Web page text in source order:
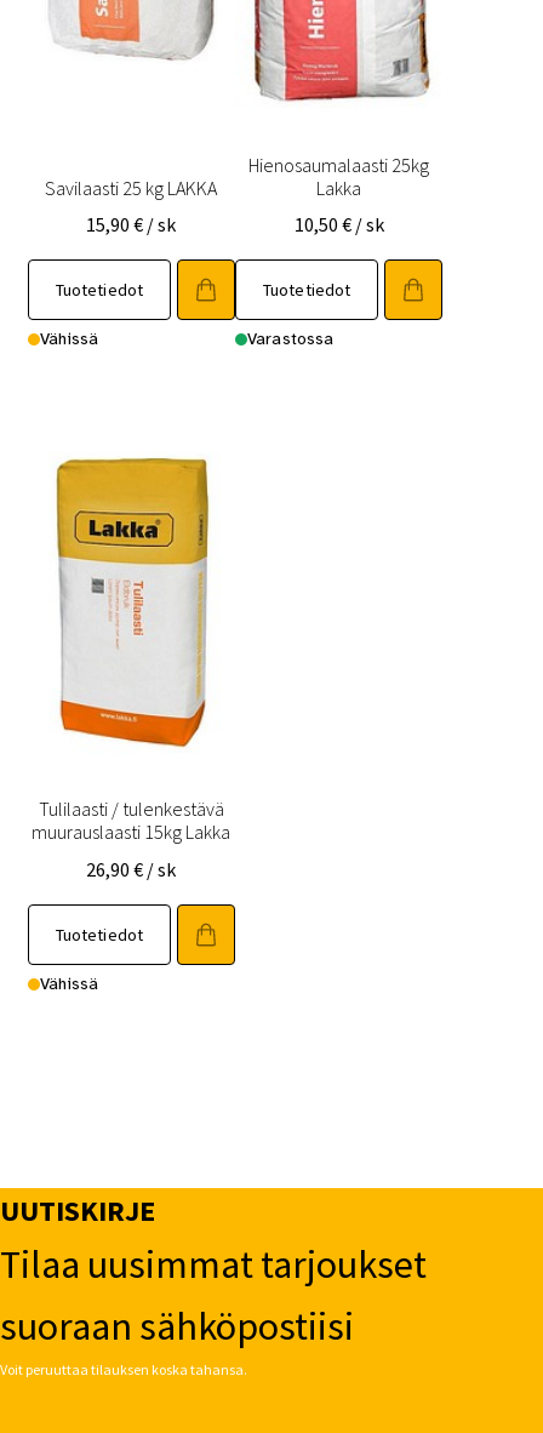
Savilaasti 25 kg LAKKA
15,90€ / sk
Tuotetiedot
Vähissä
Hienosaumalaasti 25kg
Lakka
10,50 € / sk
Tuotetiedot
Varastossa
Tulilaasti / tulenkestävä
muurauslaasti 15kg Lakka
26,90€ / sk
Tuotetiedot
Vähissä
UUTISKIRJE
Tilaa uusimmat tarjoukset
suoraan sähköpostiisi
Voit peruuttaa tilauksen koska tahansa.